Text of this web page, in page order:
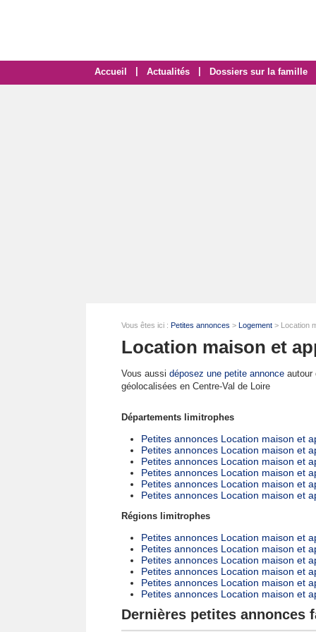
Accueil Actualités Dossiers sur la famille
Vous êtes ici : Petites annonces > Logement > Location
Location maison et
Vous aussi déposez une petite annonce autour
géolocalisées en Centre-Val de Loire
Départements limitrophes
Petites annonces Location maison et
Petites annonces Location maison et
Petites annonces Location maison et
Petites annonces Location maison et
Petites annonces Location maison et
Petites annonces Location maison et
Régions limitrophes
Petites annonces Location maison et
Petites annonces Location maison et
Petites annonces Location maison et
Petites annonces Location maison et
Petites annonces Location maison et
Petites annonces Location maison et
Dernières petites annonces